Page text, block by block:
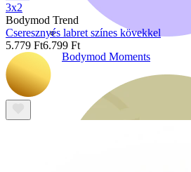
Bodymod Moments
3x2
Bodymod Trend
Cseresznyés labret színes kövekkel
5.779 Ft6.799 Ft